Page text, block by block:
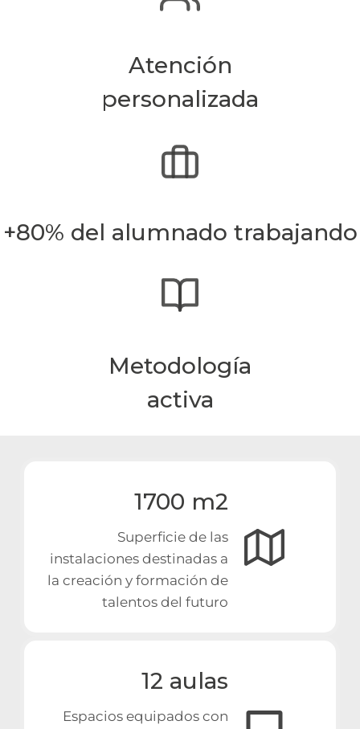
Atención
personalizada
+80% del alumnado trabajando
Metodología
activa
1700 m2
Superficie de las
instalaciones destinadas a
la creación y formación de
talentos del futuro
12 aulas
Espacios equipados con